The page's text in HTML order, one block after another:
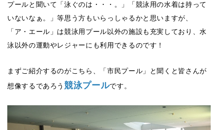
プールと聞いて「泳ぐのは・・・。」「競泳用の水着は持って
いないなぁ。」等思う方もいらっしゃるかと思いますが、
「ア・エール」は競泳用プール以外の施設も充実しており、水
泳以外の運動やレジャーにも利用できるのです！
まずご紹介するのがこちら、「市民プール」と聞くと皆さんが
想像するであろう競泳プールです。